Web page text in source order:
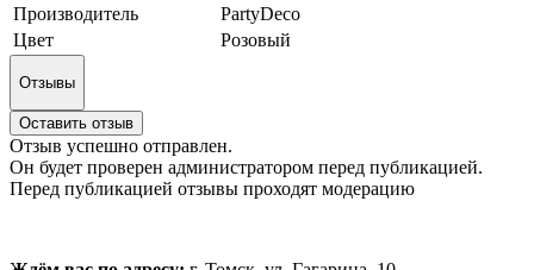
Производитель
PartyDeco
Цвет
Розовый
Отзывы
Оставить отзыв
Отзыв успешно отправлен.
Он будет проверен администратором перед публикацией.
Перед публикацией отзывы проходят модерацию